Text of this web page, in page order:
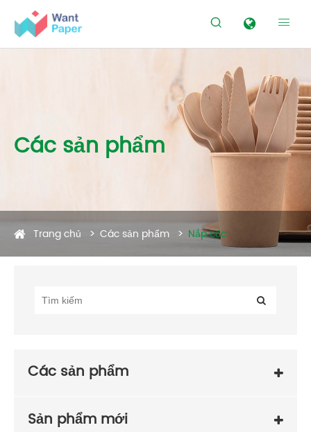
 
Các sản phẩm
Trang chủ Các sản phẩm Nắp cốc
Các sản phẩm
Sản phẩm mới